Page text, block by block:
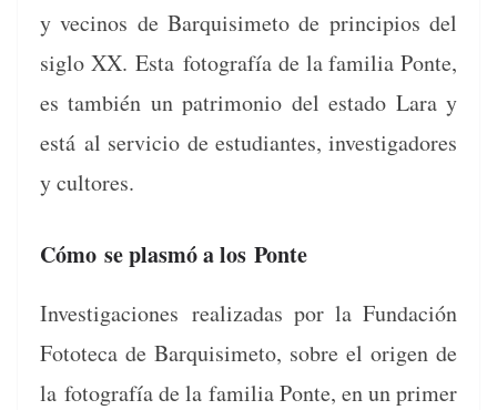
y veci­nos de Bar­quisime­to de prin­ci­p­ios del
siglo XX.Estafotografía de la famil­ia Ponte,
es tam­bién un pat­ri­mo­nio del esta­do Lara y
estáal ser­vi­cio de estu­di­antes, inves­ti­gadores
y cultores.
Cómo se plasmó a los Ponte
Inves­ti­ga­ciones real­izadas por la Fun­dación
Fotote­ca de Bar­quisime­to, sobre el ori­gen de
lafotografía de la famil­ia Ponte, en un primer